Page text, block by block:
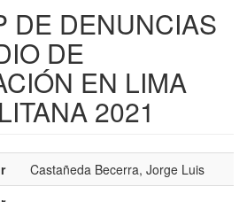
DE DENUNCIAS
DE
EN LIMA
2021
Castañeda Becerra, Jorge Luis